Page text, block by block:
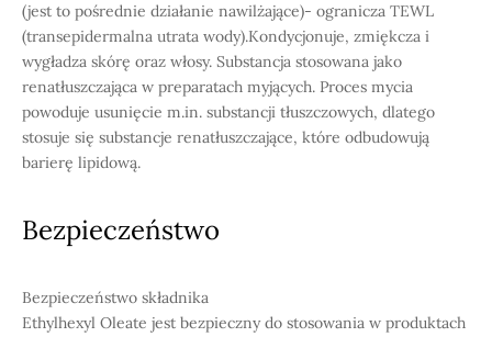
(jest to pośrednie działanie nawilżające)- ogranicza TEWL
(transepidermalna utrata wody).Kondycjonuje, zmiękcza i
wygładza skórę oraz włosy. Substancja stosowana jako
renatłuszczająca w preparatach myjących. Proces mycia
powoduje usunięcie m.in. substancji tłuszczowych, dlatego
stosuje się substancje renatłuszczające, które odbudowują
barierę lipidową.
Bezpieczeństwo
Bezpieczeństwo składnika
Ethylhexyl Oleate jest bezpieczny do stosowania w produktach